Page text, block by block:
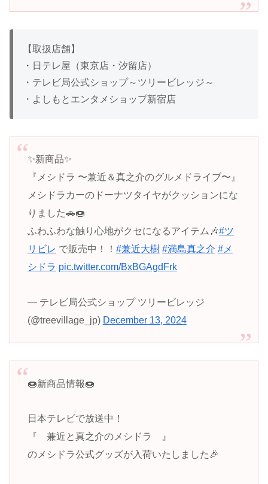
【取扱店舗】
・日テレ屋（東京店・汐留店）
・テレビ局公式ショップ～ツリービレッジ～
・よしもとエンタメショップ新宿店
✨新商品✨
『メシドラ 〜兼近＆真之介のグルメドライブ〜』
メシドラカーのドーナツタイヤがクッションにな
りました🚗🍩
ふわふわな触り心地がクセになるアイテム🎶#ツ
リビレ で販売中！！ #兼近大樹 #満島真之介 #メ
シドラ pic.twitter.com/BxBGAgdFrk
— テレビ局公式ショップ ツリービレッジ
(@treevillage_jp) December 13, 2024
🍩新商品情報🍩
日本テレビで放送中！
『 兼近と真之介のメシドラ 』
のメシドラ公式グッズが入荷いたしました🎉